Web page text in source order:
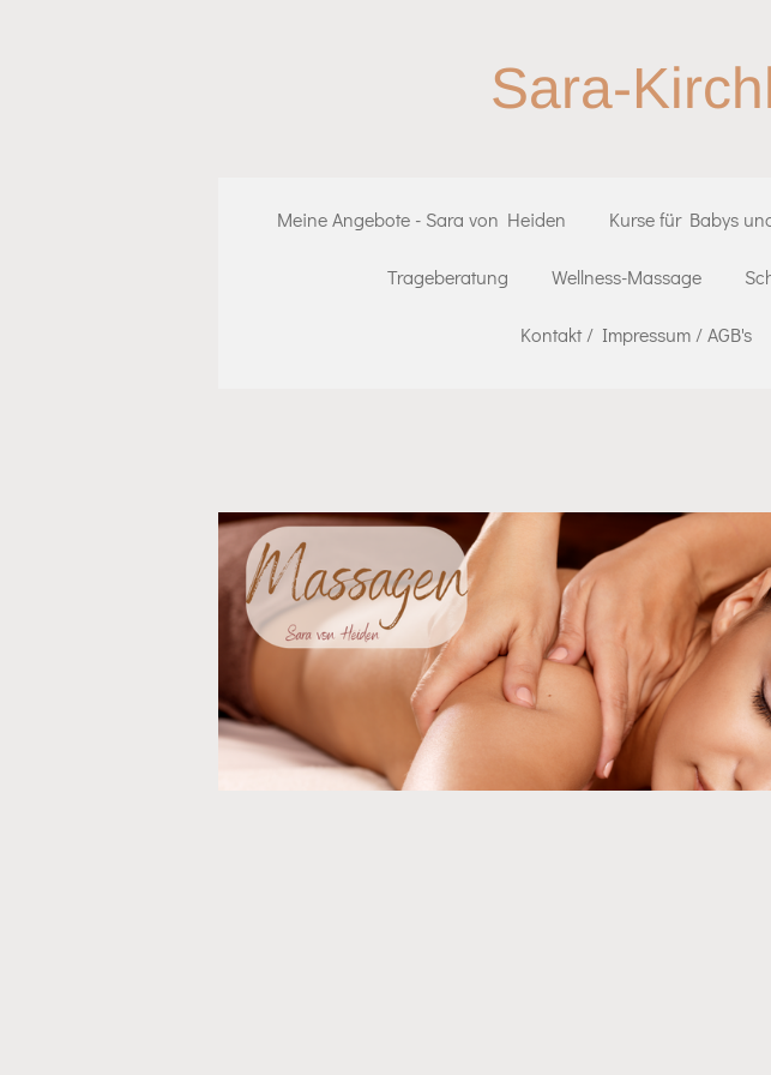
Sara-
Meine Angebote - Sara von Heiden Kurse für Babys
Trageberatung Wellness-Massage
Kontakt / Impressum / AGB's